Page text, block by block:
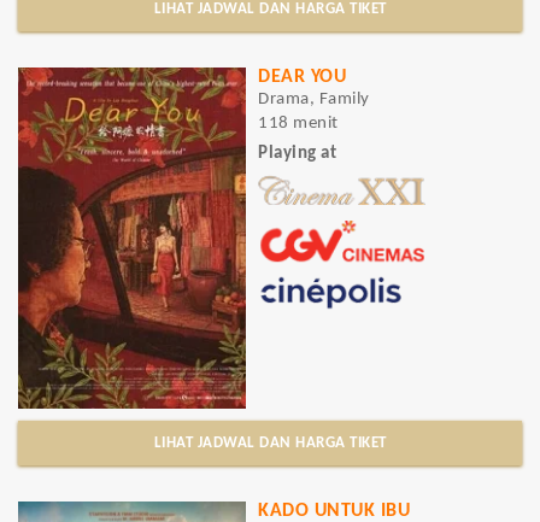
LIHAT JADWAL DAN HARGA TIKET
DEAR YOU
Drama, Family
118 menit
Playing at
LIHAT JADWAL DAN HARGA TIKET
KADO UNTUK IBU